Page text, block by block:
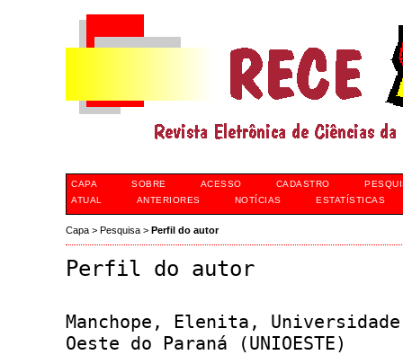
CAPA SOBRE ACESSO CADASTRO
ATUAL
ANTERIORES NOTÍCIAS ESTATÍSTICAS
Capa > Pesquisa > Perfil do autor
Perfil do autor
Manchope, Elenita,
Oeste do Paraná (UNIOESTE)